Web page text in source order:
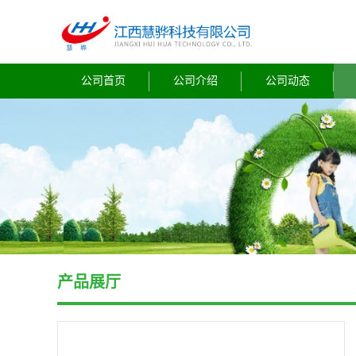
公司首页 公司介绍 公司动态
产品展厅